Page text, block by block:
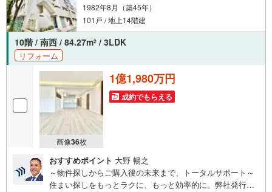
1982年8月（築45年）
101戸 / 地上14階建
10階 / 南西 / 84.27m2 / 3LDK
リフォーム
画像36枚
1億1,980万円
成約でもらえる
おすすめポイント 大野 暢之
～物件探しからご購入後の未来まで、トータルサポート～
住まい探しをもっとラクに、もっと効率的に。弊社発行の